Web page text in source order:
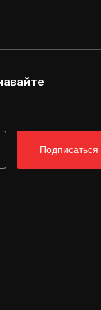
Подписаться